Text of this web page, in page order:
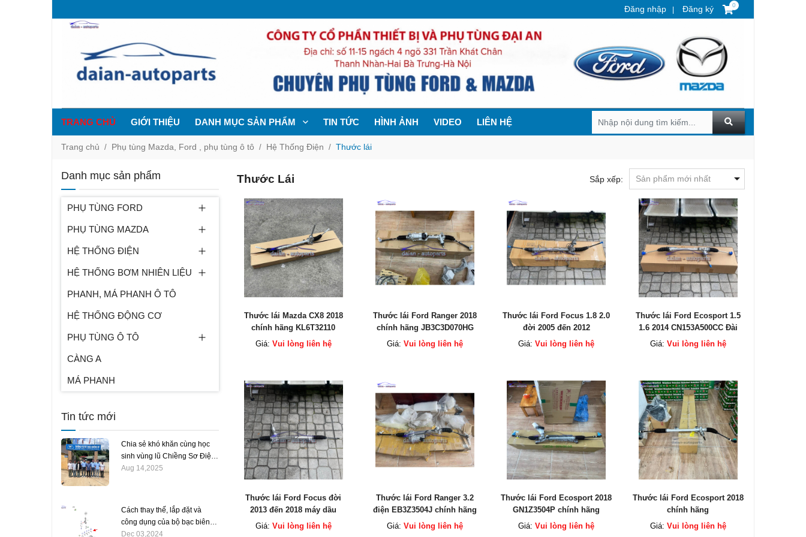
Đăng nhập Đăng ký 0
TRANG CHỦ GIỚI THIỆU DANH MỤC SẢN PHẨM TIN TỨC HÌNH ẢNH VIDEO LIÊN HỆ
Trang chủ Phụ tùng Mazda, Ford , phụ tùng ô tô Hệ Thống Điện Thước lái
Danh mục sản phẩm
PHỤ TÙNG FORD
PHỤ TÙNG MAZDA
HỆ THỐNG ĐIỆN
HỆ THỐNG BƠM NHIÊN LIỆU
PHANH, MÁ PHANH Ô TÔ
HỆ THỐNG ĐỘNG CƠ
PHỤ TÙNG Ô TÔ
CÀNG A
MÁ PHANH
Tin tức mới
Chia sẻ khó khăn cùng học
sinh vùng lũ Chiềng Sơ Điện
Biên
Aug 14,2025
Cách thay thế, lắp đặt và
công dụng của bộ bạc biên
balie trên xe ô tô
Dec 03,2024
Thước Lái Sắp xếp:
Thước lái Mazda CX8 2018
chính hãng KL6T32110
Giá: Vui lòng liên hệ
Thước lái Ford Ranger 2018
chính hãng JB3C3D070HG
JB3Z3504AB
Giá:Vui lòng liên hệ
Thước lái Ford Focus 1.8 2.0
đời 2005 đến 2012
6M513A500AA Đài Loan
Giá:Vui lòng liên hệ
Thước lái Ford Ecosport 1.5
1.6 2014 CN153A500CC Đài
Loan
Giá: Vui lòng liên hệ
Thước lái Ford Focus đời
2013 đến 2018 máy dầu
BV613A500AH Đài Loan
Giá: Vui lòng liên hệ
Thước lái Ford Ranger 3.2
điện EB3Z3504J chính hãng
Giá:Vui lòng liên hệ
Thước lái Ford Ecosport 2018
GN1Z3504P chính hãng
Giá:Vui lòng liên hệ
Thước lái Ford Ecosport 2018
chính hãng
Giá: Vui lòng liên hệ